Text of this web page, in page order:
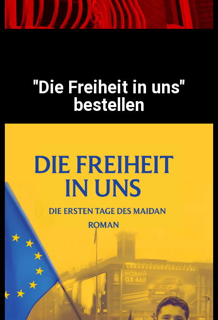
"Die Freiheit in uns"
bestellen